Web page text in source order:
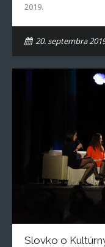
2019.
20. septembra
Slovko o